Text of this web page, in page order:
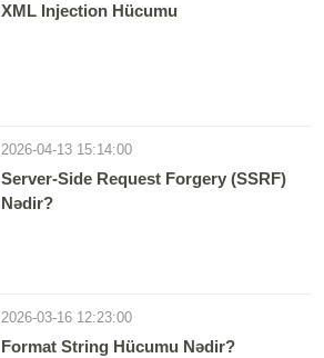
XML Injection Hücumu
2026-04-13 15:14:00
Server-Side Request Forgery (SSRF)
Nədir?
2026-03-16 12:23:00
Format String Hücumu Nədir?